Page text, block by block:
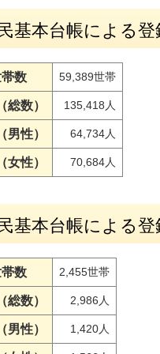
基本台帳による登
数 59,389世帯
総数） 135,418人
男性） 64,734人
女性） 70,684人
基本台帳による登
数 2,455世帯
総数） 2,986人
男性） 1,420人